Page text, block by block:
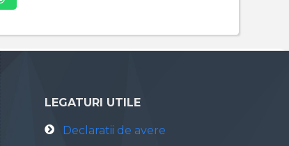
LEGATURI UTILE
Declaratii de avere